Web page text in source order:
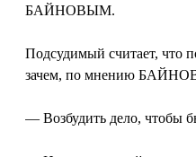
БАЙНОВЫМ.
Подсудимый считает, что
зачем, по мнению
— Возбудить дело, чтобы